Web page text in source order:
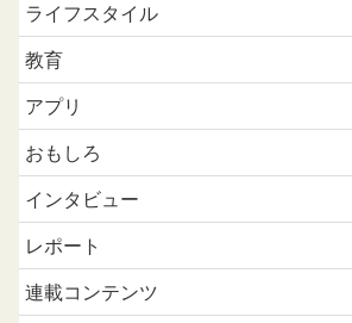
ライフスタイル
教育
アプリ
おもしろ
インタビュー
レポート
連載コンテンツ